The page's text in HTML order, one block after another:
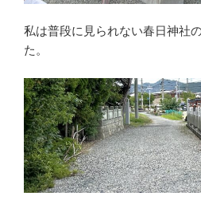
私は普段に見られない春日神社
た。